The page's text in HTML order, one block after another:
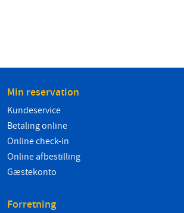
Min reservation
Kundeservice
Betaling online
Online check-in
Online afbestilling
Gæstekonto
Forretning